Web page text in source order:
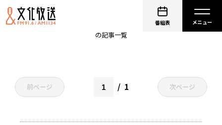
番組表
の記事一覧
前ページ 1 次ページ